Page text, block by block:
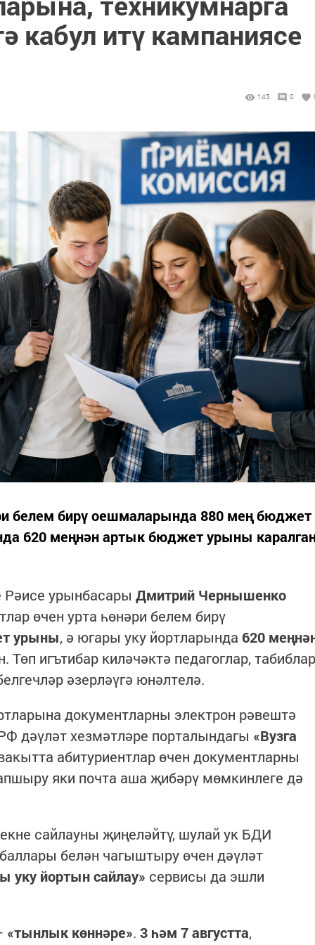
кабул итү кампаниясе
145 0
белем бирү оешмаларында 880 мең бюджет
620 меңнән артык бюджет урыны
урынбасары Дмитрий Чернышенко
өчен урта һөнәри белем бирү
урыны, ә югары уку йортларында 620
Төп игътибар киләчәктә педагоглар, табиблар
әзерләүгә юнәлтелә.
документларны электрон рәвештә
дәүләт хезмәтләре порталындагы «Вузга
абитуриентлар өчен документларны
яки почта аша җибәрү мөмкинлеге дә
сайлауны җиңеләйтү, шулай ук БДИ
белән чагыштыру өчен дәүләт
уку йортын сайлау» сервисы да эшли
«тынлык көннәре». 3 һәм 7 августта,